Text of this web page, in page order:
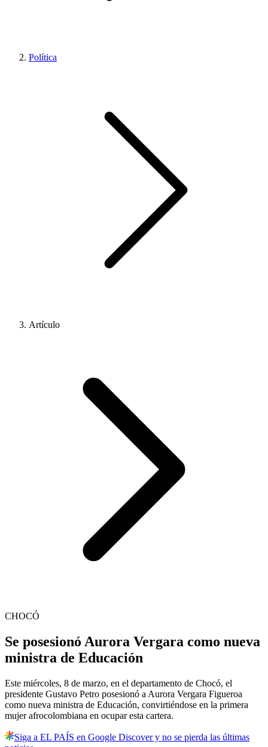
Política
Artículo
CHOCÓ
Se posesionó Aurora Vergara como nueva
ministra de Educación
Este miércoles, 8 de marzo, en el departamento de Chocó, el
presidente Gustavo Petro posesionó a Aurora Vergara Figueroa
como nueva ministra de Educación, convirtiéndose en la primera
mujer afrocolombiana en ocupar esta cartera.
Siga a EL PAÍS en Google Discover y no se pierda las últimas